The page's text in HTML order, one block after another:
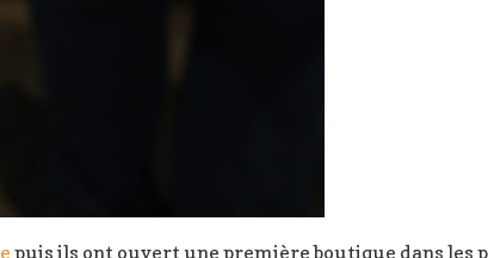
puis ils ont ouvert une première boutique dans les